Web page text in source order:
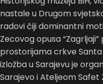
nastale u Drugom
radovi čiji dominantni
Zecovog opusa
prostorijama crkve Santa
izložba u Sarajevu je
Sarajevo i Ateljeom Safet